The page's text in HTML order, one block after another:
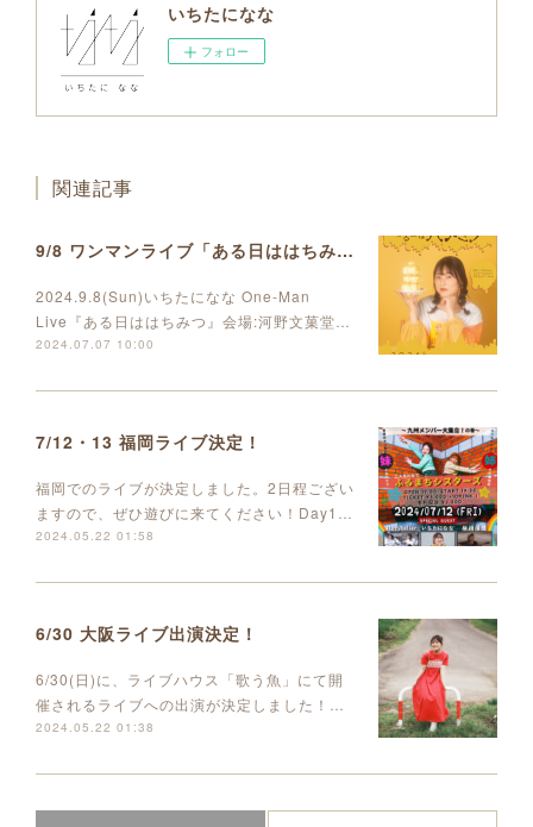
いちたになな
フォロー
関連記事
9/8 ワンマンライブ「ある日ははちみつ」開催決定しました
2024.9.8(Sun)いちたになな One-Man
Live『ある日ははちみつ』会場:河野文菓堂…
2024.07.07 10:00
7/12・13 福岡ライブ決定！
福岡でのライブが決定しました。2日程ござい
ますので、ぜひ遊びに来てください！Day1…
2024.05.22 01:58
6/30 大阪ライブ出演決定！
6/30(日)に、ライブハウス「歌う魚」にて開
催されるライブへの出演が決定しました！…
2024.05.22 01:38